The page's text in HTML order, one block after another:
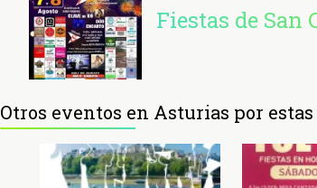
Fiestas de San
Otros eventos en Asturias por